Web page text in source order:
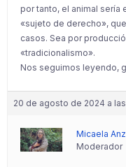
por tanto, el animal sería
«sujeto de derecho»,
casos. Sea por
«tradicionalismo».
Nos seguimos leyendo,
20 de agosto de 2024 a las
Micaela
Moderador